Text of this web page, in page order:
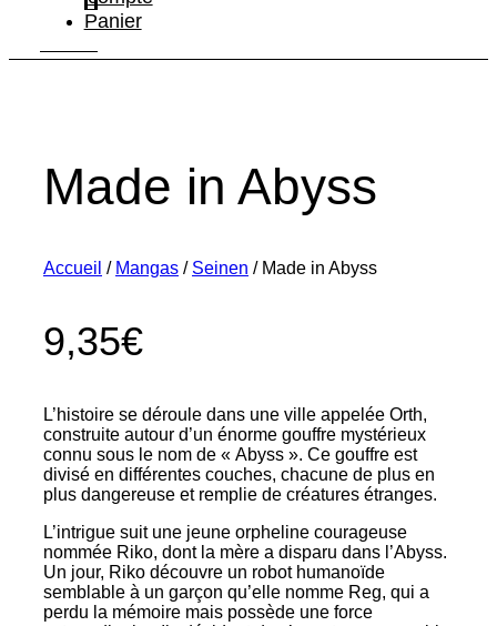
Panier
Made in Abyss
Accueil / Mangas / Seinen / Made in Abyss
9,35€
L’histoire se déroule dans une ville appelée Orth,
construite autour d’un énorme gouffre mystérieux
connu sous le nom de « Abyss ». Ce gouffre est
divisé en différentes couches, chacune de plus en
plus dangereuse et remplie de créatures étranges.
L’intrigue suit une jeune orpheline courageuse
nommée Riko, dont la mère a disparu dans l’Abyss.
Un jour, Riko découvre un robot humanoïde
semblable à un garçon qu’elle nomme Reg, qui a
perdu la mémoire mais possède une force